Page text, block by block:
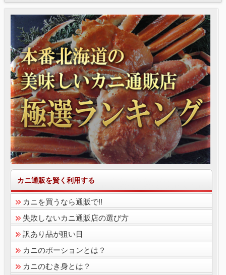
カニ通販を賢く利用する
カニを買うなら通販で!!
失敗しないカニ通販店の選び方
訳あり品が狙い目
カニのポーションとは？
カニのむき身とは？